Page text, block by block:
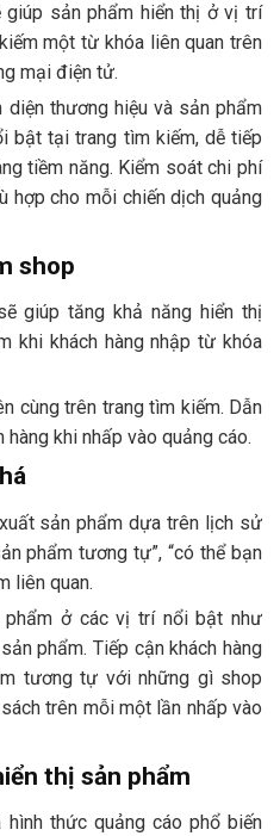
giúp sản phẩm hiển thị ở vị trí
một từ khóa liên quan trên
mại điện tử.
thương hiệu và sản phẩm
bật tại trang tìm kiếm, dễ tiếp
tiềm năng. Kiểm soát chi phí
hợp cho mỗi chiến dịch quảng
shop
giúp tăng khả năng hiển thị
khi khách hàng nhập từ khóa
cùng trên trang tìm kiếm. Dẫn
khi nhấp vào quảng cáo.
sản phẩm dựa trên lịch sử
phẩm tương tự”, “có thể bạn
liên quan.
phẩm ở các vị trí nổi bật như
phẩm. Tiếp cận khách hàng
tương tự với những gì shop
trên mỗi một lần nhấp vào
thị sản phẩm
thức quảng cáo phổ biến